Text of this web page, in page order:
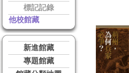
標記記錄
他校館藏
新進館藏
專題館藏